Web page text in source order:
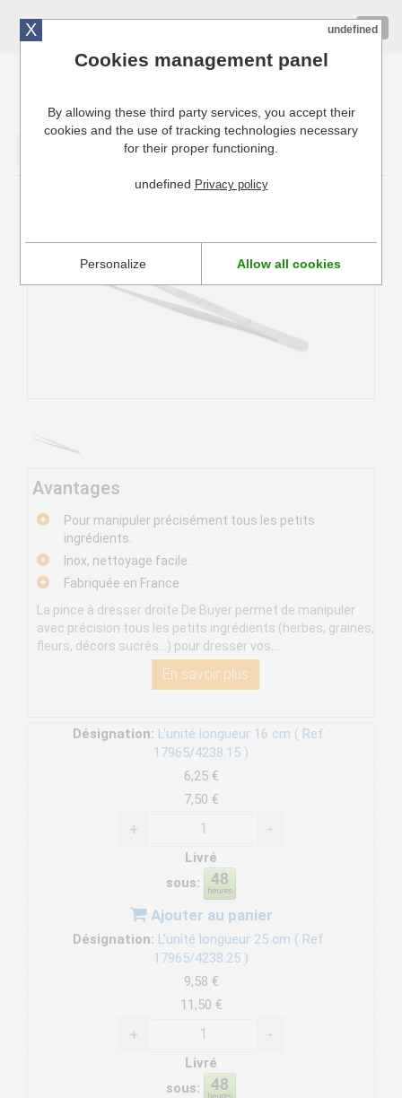
Cuisinresto: Ustensiles de cuisine pour professionnels
Avantages
Pour manipuler précisément tous les petits
ingrédients.
Inox, nettoyage facile.
Fabriquée en France
La pince à dresser droite De Buyer permet de manipuler
avec précision tous les petits ingrédients (herbes, graines,
fleurs, décors sucrés...) pour dresser vos...
En savoir plus
Désignation: L'unité longueur 16 cm ( Ref :
17965/4238.15 )
6,25 €
7,50 €
+ -
Livré
sous:
Ajouter au panier
Désignation: L'unité longueur 25 cm ( Ref :
17965/4238.25 )
9,58 €
11,50 €
+ -
Livré
sous:
X undefined
Cookies management panel
By allowing these third party services, you accept their
cookies and the use of tracking technologies necessary
for their proper functioning.
undefined Privacy policy
Personalize Allow all cookies